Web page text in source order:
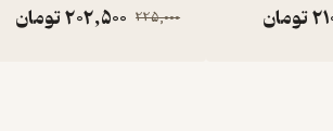
تومان 225,000
202,500تومان